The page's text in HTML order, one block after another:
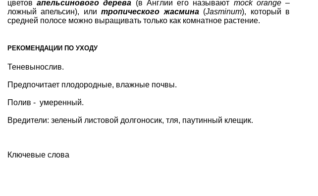
цветовапельсинового дерева (в Англии его называют mock orange–
ложный апельсин), илитропического жасмина (Jasminum), который в
средней полосе можно выращивать только как комнатное растение.
РЕКОМЕНДАЦИИ ПО УХОДУ
Теневынослив.
Предпочитает плодородные, влажные почвы.
Полив - умеренный.
Вредители: зеленый листовой долгоносик, тля, паутинный клещик.
Ключевые слова